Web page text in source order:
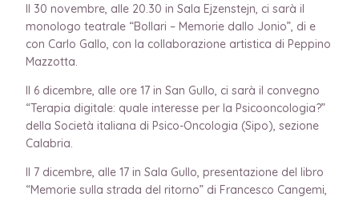
Il 30 novembre, alle 20.30 in Sala Ejzenstejn, ci sarà il
monologo teatrale “Bollari – Memorie dallo Jonio”, di e
con Carlo Gallo, con la collaborazione artistica di Peppino
Mazzotta.
Il 6 dicembre, alle ore 17 in San Gullo, ci sarà il convegno
“Terapia digitale: quale interesse per la Psicooncologia?”
della Società italiana di Psico-Oncologia (Sipo), sezione
Calabria.
Il 7 dicembre, alle 17 in Sala Gullo, presentazione del libro
“Memorie sulla strada del ritorno” di Francesco Cangemi,